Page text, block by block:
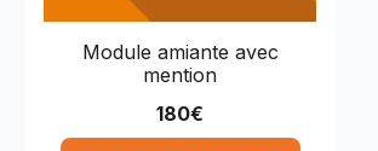
Module amiante avec
mention
180€